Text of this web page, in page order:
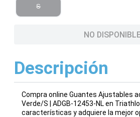
S
NO
Descripción
Compra online Guantes Ajustables
Verde/S | ADGB-12453-NL en
características y adquiere la mejor
7
zapatillas nike mujer